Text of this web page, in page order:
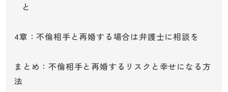
と
4章：不倫相手と再婚する場合は弁護士に相談を
まとめ：不倫相手と再婚するリスクと幸せになる方
法